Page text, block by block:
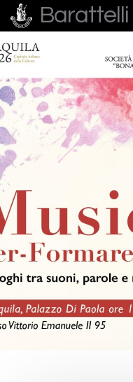
Barattelli